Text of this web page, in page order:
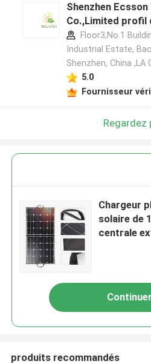
Shenzhen
Co.,Limited profil
Floor3,No.1
Industrial Estate,
Shenzhen, China ,LA
5.0
Fournisseur
Regardez
Chargeur
solaire de
centrale
Continuer
produits recommandés